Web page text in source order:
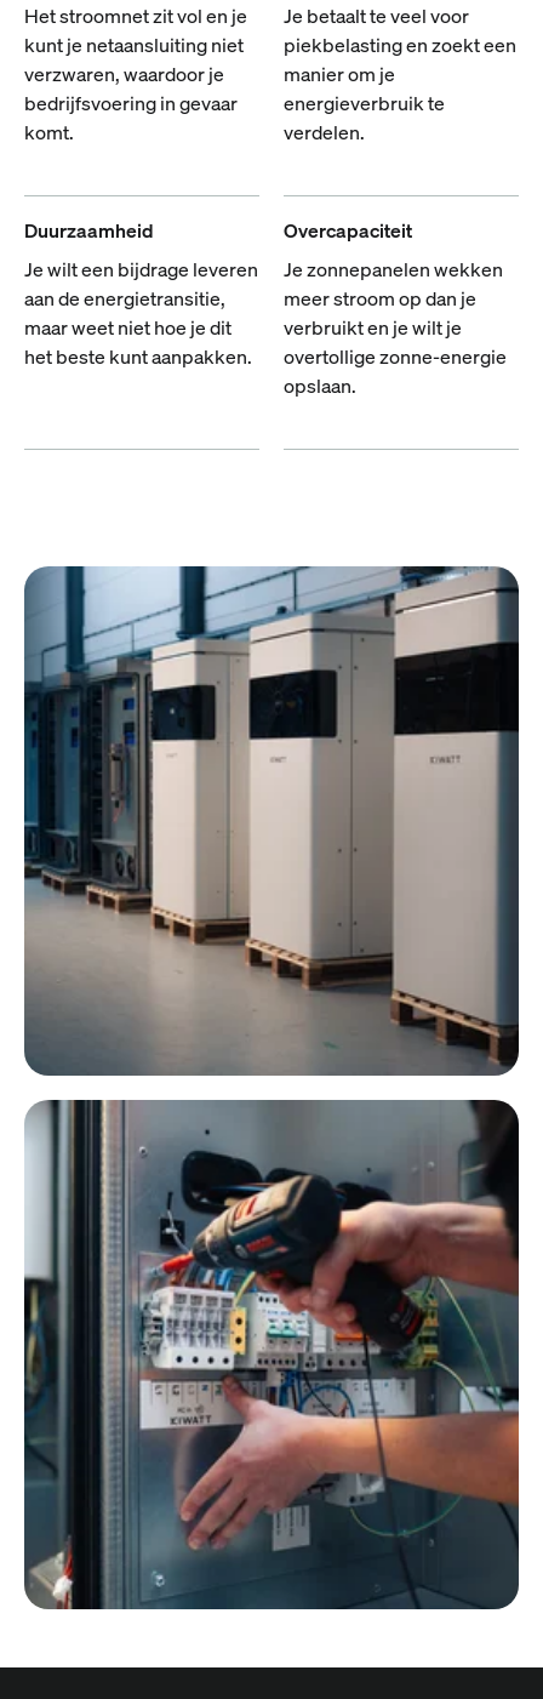
Het stroomnet zit vol en je
kunt je netaansluiting niet
verzwaren, waardoor je
bedrijfsvoering in gevaar
komt.
Je betaalt te veel voor
piekbelasting en zoekt een
manier om je
energieverbruik te
verdelen.
Duurzaamheid
Je wilt een bijdrage leveren
aan de energietransitie,
maar weet niet hoe je dit
het beste kunt aanpakken.
Overcapaciteit
Je zonnepanelen wekken
meer stroom op dan je
verbruikt en je wilt je
overtollige zonne-energie
opslaan.